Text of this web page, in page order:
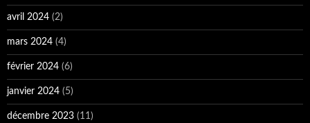
avril 2024 (2)
mars 2024 (4)
février 2024 (6)
janvier 2024 (5)
décembre 2023 (11)